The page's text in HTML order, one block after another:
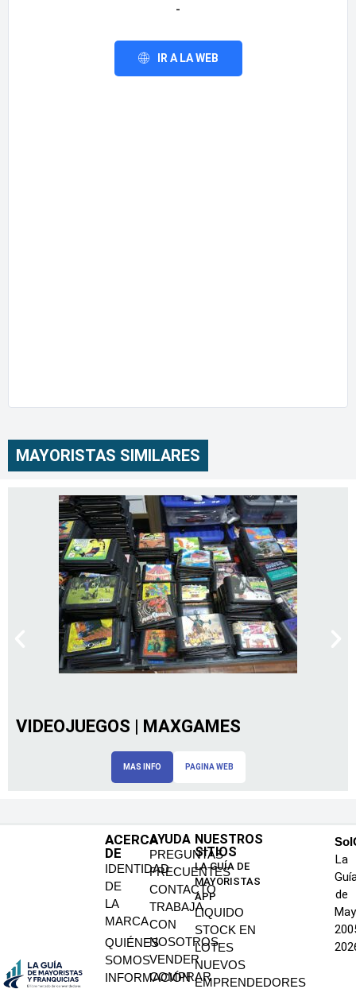
-
IR A LA WEB
MAYORISTAS SIMILARES
VIDEOJUEGOS | MAXGAMES
MAS INFO PAGINA WEB
ACERCA
DE
IDENTIDAD
DE
LA
MARCA
QUIÉNES
SOMOS
INFORMACIÓN
AYUDA
PREGUNTAS
FRECUENTES
CONTACTO
TRABAJA
CON
NOSOTROS
VENDER
COMPRAR
NUESTROS
SITIOS
LA GUÍA DE
MAYORISTAS
APP
LIQUIDO
STOCK EN
LOTES
NUEVOS
EMPRENDEDORES
La
de